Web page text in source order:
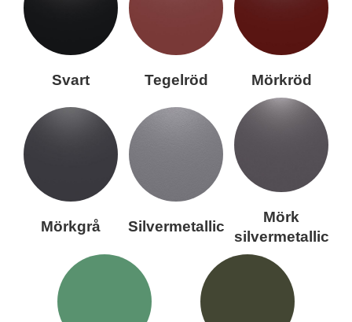
Svart Tegelröd Mörkröd
Mörkgrå Silvermetallic
Mörk
silvermetallic